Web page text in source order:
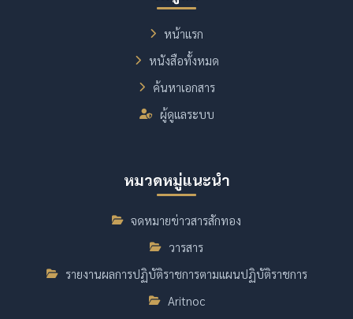
หน้าแรก
หนังสือทั้งหมด
ค้นหาเอกสาร
ผู้ดูแลระบบ
หมวดหมู่แนะนำ
จดหมายข่าวสารสักทอง
วารสาร
รายงานผลการปฏิบัติราชการตามแผนปฏิบัติราชการ
Aritnoc